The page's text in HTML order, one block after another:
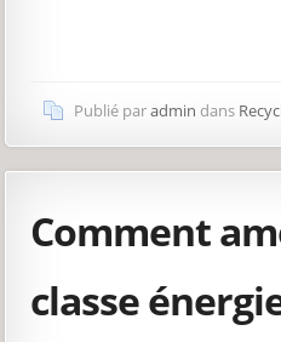
Publié paradmin dans
Comment
classe